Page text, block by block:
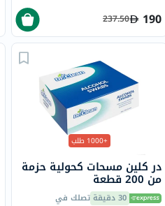
190
237.50
+1000 طلب
در كلين مسحات كحولية حزمة
من 200 قطعة
30 دقيقة تصلك في